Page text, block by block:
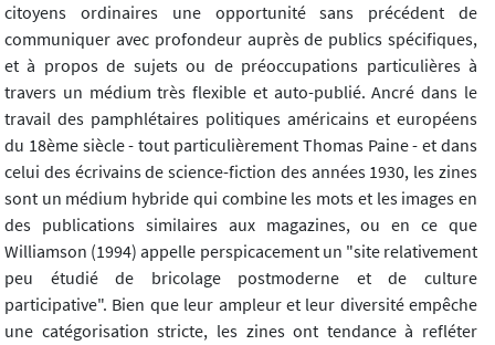
citoyens ordinaires une opportunité sans précédent de
communiquer avec profondeur auprès de publics spécifiques,
et à propos de sujets ou de préoccupations particulières à
travers un médium très flexible et auto-publié. Ancré dans le
travail des pamphlétaires politiques américains et européens
du 18ème siècle - tout particulièrement Thomas Paine - et dans
celui des écrivains de science-fiction des années 1930, les zines
sont un médium hybride qui combine les mots et les images en
des publications similaires aux magazines, ou en ce que
Williamson (1994) appelle perspicacement un "site relativement
peu étudié de bricolage postmoderne et de culture
participative". Bien que leur ampleur et leur diversité empêche
une catégorisation stricte, les zines ont tendance à refléter